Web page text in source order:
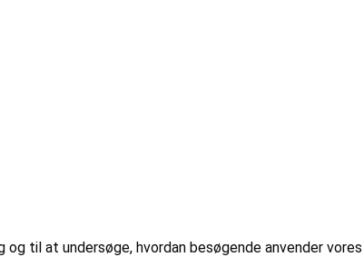
til at undersøge, hvordan besøgende anvender vores